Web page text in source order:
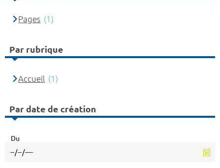
Pages (1)
Par rubrique
Accueil (1)
Par date de création
Du